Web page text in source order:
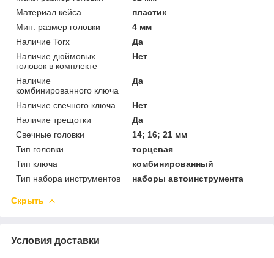
Материал кейса
пластик
Мин. размер головки
4 мм
Наличие Torx
Да
Наличие дюймовых
головок в комплекте
Нет
Наличие
комбинированного ключа
Да
Наличие свечного ключа
Нет
Наличие трещотки
Да
Свечные головки
14; 16; 21 мм
Тип головки
торцевая
Тип ключа
комбинированный
Тип набора инструментов
наборы автоинструмента
Скрыть
Условия доставки